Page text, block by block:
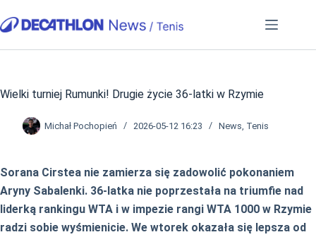
do
Wielki turniej Rumunki! Drugie życie 36-latki w Rzymie
Michał Pochopień 2026-05-12 16:23 News Tenis
Sorana Cirstea nie zamierza się zadowolić pokonaniem
Aryny Sabalenki. 36-latka nie poprzestała na triumfie nad
liderką rankingu WTA i w impezie rangi WTA 1000 w Rzymie
radzi sobie wyśmienicie. We wtorek okazała się lepsza od